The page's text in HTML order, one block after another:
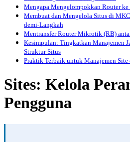
Mengapa Mengelompokkan Router ke
Membuat dan Mengelola Situs di
demi-Langkah
Mentransfer Router Mikrotik (RB)
Kesimpulan: Tingkatkan Manajemen
Struktur Situs
Praktik Terbaik untuk Manajemen Site
Sites: Kelola
Pengguna